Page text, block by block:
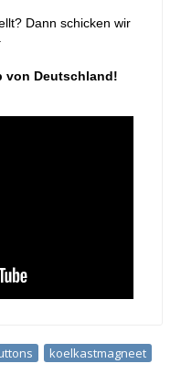
Dann schicken wir
von Deutschland!
koelkastmagneet